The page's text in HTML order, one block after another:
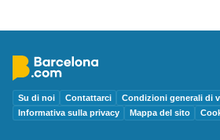
Su di noi Contattarci
Condizioni generali di
Informativa sulla privacy
Mappa del sito